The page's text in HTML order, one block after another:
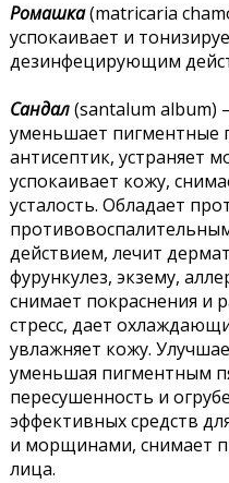
Ромашка(matricaria
успокаивает и
дезинфецирующим
Сандал(santalum album)
уменьшает пигментные
антисептик, устраняет
успокаивает кожу,
усталость. Обладает
действием, лечит
фурункулез, экзему,
снимает покраснения и
стресс, дает
увлажняет кожу.
уменьшая пигментным
пересушенность и
эффективных средств
и морщинами, снимает
лица.